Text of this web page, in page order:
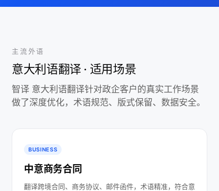
主流外语
意大利语翻译 · 适用场景
智译 意大利语翻译针对政企客户的真实工作场景
做了深度优化，术语规范、版式保留、数据安全。
BUSINESS
中意商务合同
翻译跨境合同、商务协议、邮件函件，术语精准，符合意